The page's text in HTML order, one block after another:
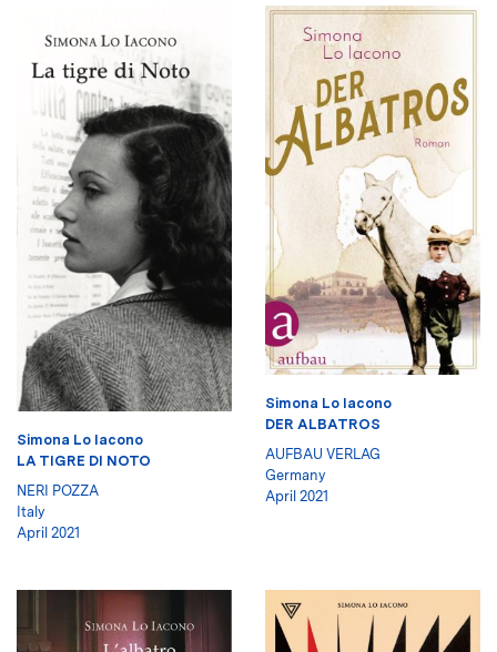
Simona Lo Iacono
LA TIGRE DI NOTO
NERI POZZA
Italy
April 2021
Simona Lo Iacono
DER ALBATROS
AUFBAU VERLAG
Germany
April 2021